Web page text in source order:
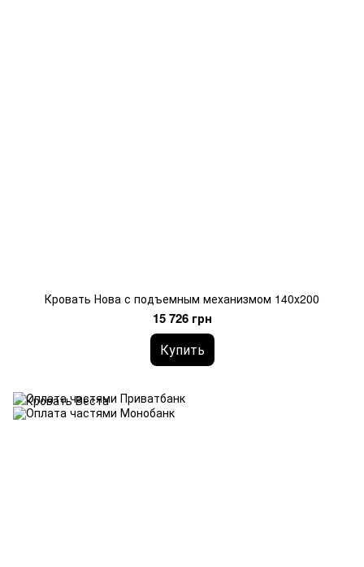
Кровать Нова с подъемным механизмом 140х200
15 726 грн
Купить